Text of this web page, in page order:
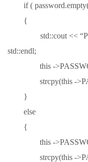
if (
{
std::cout <<
std::endl;
this -
strcpy(this -
}
else
{
this -
strcpy(this -